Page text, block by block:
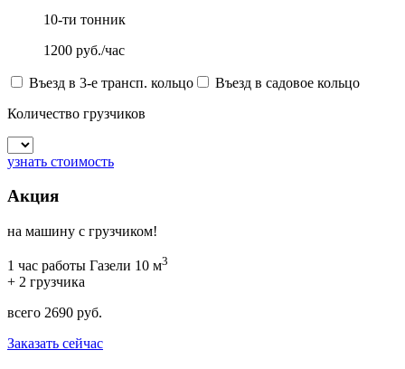
10-ти тонник
1200 руб./час
Въезд в 3-е трансп. кольцо
Въезд в садовое кольцо
Количество грузчиков
узнать стоимость
Акция
на машину с грузчиком!
1 час работы Газели 10 м3
+ 2 грузчика
всего 2690 руб.
Заказать сейчас